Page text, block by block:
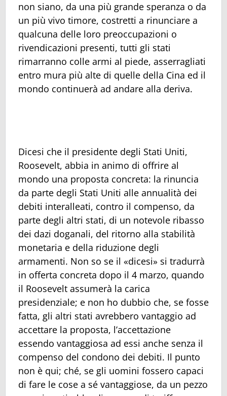
non siano, da una più grande speranza o da
un più vivo timore, costretti a rinunciare a
qualcuna delle loro preoccupazioni o
rivendicazioni presenti, tutti gli stati
rimarranno colle armi al piede, asserragliati
entro mura più alte di quelle della Cina ed il
mondo continuerà ad andare alla deriva.
Dicesi che il presidente degli Stati Uniti,
Roosevelt, abbia in animo di offrire al
mondo una proposta concreta: la rinuncia
da parte degli Stati Uniti alle annualità dei
debiti interalleati, contro il compenso, da
parte degli altri stati, di un notevole ribasso
dei dazi doganali, del ritorno alla stabilità
monetaria e della riduzione degli
armamenti. Non so se il «dicesi» si tradurrà
in offerta concreta dopo il 4 marzo, quando
il Roosevelt assumerà la carica
presidenziale; e non ho dubbio che, se fosse
fatta, gli altri stati avrebbero vantaggio ad
accettare la proposta, l’accettazione
essendo vantaggiosa ad essi anche senza il
compenso del condono dei debiti. Il punto
non è qui; ché, se gli uomini fossero capaci
di fare le cose a sé vantaggiose, da un pezzo